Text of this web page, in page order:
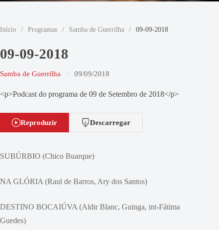
Início / Programas / Samba de Guerrilha / 09-09-2018
09-09-2018
Samba de Guerrilha 09/09/2018
<p>Podcast do programa de 09 de Setembro de 2018</p>
Reproduzir Descarregar
SUBÚRBIO (Chico Buarque)
NA GLÓRIA (Raul de Barros, Ary dos Santos)
DESTINO BOCAIÚVA (Aldir Blanc, Guinga, int-Fátima
Guedes)